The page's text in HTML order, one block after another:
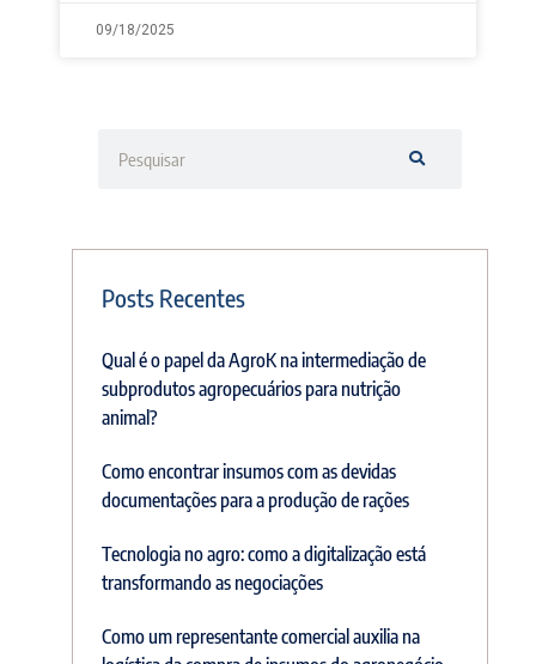
09/18/2025
Posts Recentes
Qual é o papel da AgroK na intermediação de
subprodutos agropecuários para nutrição
animal?
Como encontrar insumos com as devidas
documentações para a produção de rações
Tecnologia no agro: como a digitalização está
transformando as negociações
Como um representante comercial auxilia na